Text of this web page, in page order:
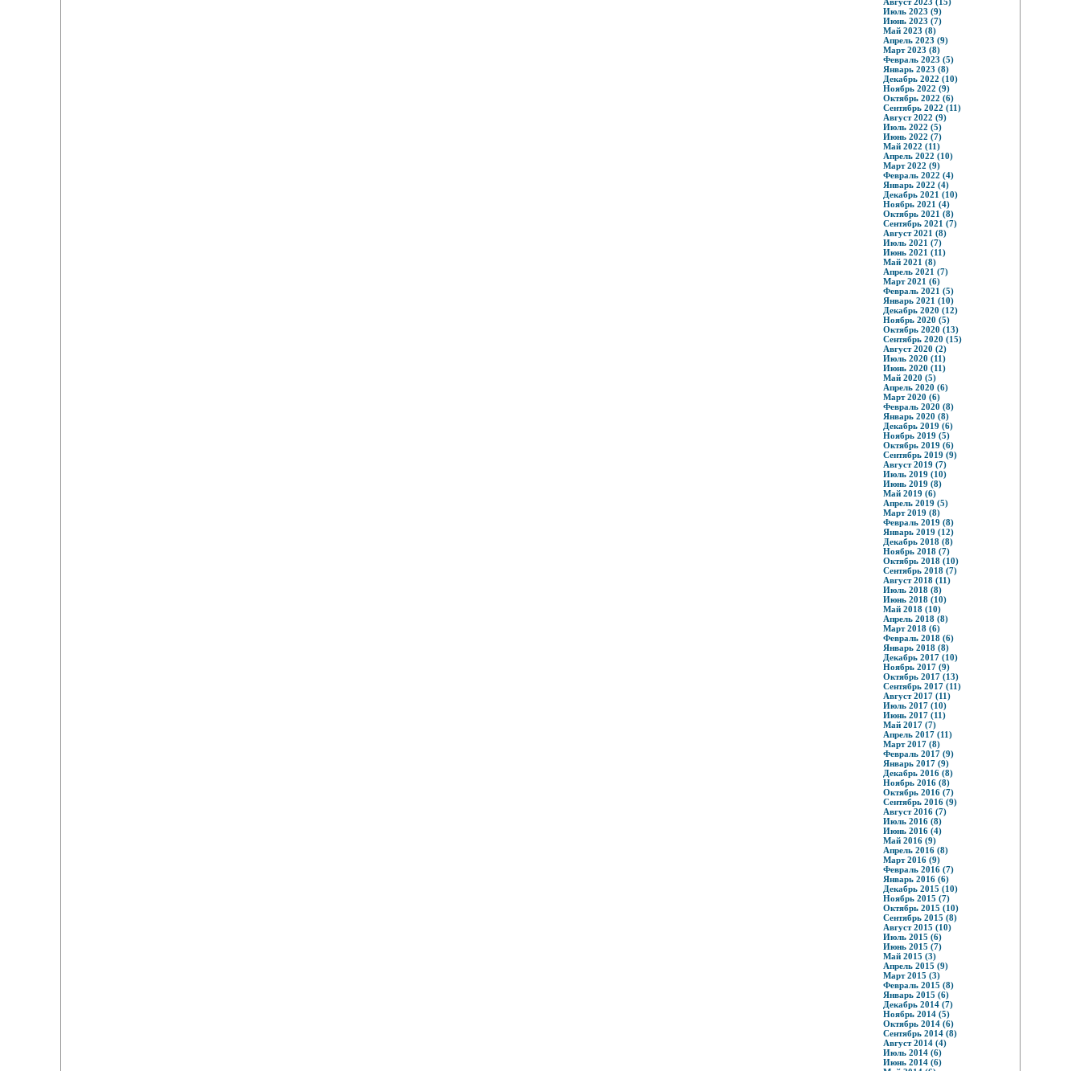
Июль 2023 (9)
Июнь 2023 (7)
Май 2023 (8)
Апрель 2023 (9)
Март 2023 (8)
Февраль 2023 (5)
Январь 2023 (8)
Декабрь 2022 (10)
Ноябрь 2022 (9)
Октябрь 2022 (6)
Сентябрь 2022 (11)
Август 2022 (9)
Июль 2022 (5)
Июнь 2022 (7)
Май 2022 (11)
Апрель 2022 (10)
Март 2022 (9)
Февраль 2022 (4)
Январь 2022 (4)
Декабрь 2021 (10)
Ноябрь 2021 (4)
Октябрь 2021 (8)
Сентябрь 2021 (7)
Август 2021 (8)
Июль 2021 (7)
Июнь 2021 (11)
Май 2021 (8)
Апрель 2021 (7)
Март 2021 (6)
Февраль 2021 (5)
Январь 2021 (10)
Декабрь 2020 (12)
Ноябрь 2020 (5)
Октябрь 2020 (13)
Сентябрь 2020 (15)
Август 2020 (2)
Июль 2020 (11)
Июнь 2020 (11)
Май 2020 (5)
Апрель 2020 (6)
Март 2020 (6)
Февраль 2020 (8)
Январь 2020 (8)
Декабрь 2019 (6)
Ноябрь 2019 (5)
Октябрь 2019 (6)
Сентябрь 2019 (9)
Август 2019 (7)
Июль 2019 (10)
Июнь 2019 (8)
Май 2019 (6)
Апрель 2019 (5)
Март 2019 (8)
Февраль 2019 (8)
Январь 2019 (12)
Декабрь 2018 (8)
Ноябрь 2018 (7)
Октябрь 2018 (10)
Сентябрь 2018 (7)
Август 2018 (11)
Июль 2018 (8)
Июнь 2018 (10)
Май 2018 (10)
Апрель 2018 (8)
Март 2018 (6)
Февраль 2018 (6)
Январь 2018 (8)
Декабрь 2017 (10)
Ноябрь 2017 (9)
Октябрь 2017 (13)
Сентябрь 2017 (11)
Август 2017 (11)
Июль 2017 (10)
Июнь 2017 (11)
Май 2017 (7)
Апрель 2017 (11)
Март 2017 (8)
Февраль 2017 (9)
Январь 2017 (9)
Декабрь 2016 (8)
Ноябрь 2016 (8)
Октябрь 2016 (7)
Сентябрь 2016 (9)
Август 2016 (7)
Июль 2016 (8)
Июнь 2016 (4)
Май 2016 (9)
Апрель 2016 (8)
Март 2016 (9)
Февраль 2016 (7)
Январь 2016 (6)
Декабрь 2015 (10)
Ноябрь 2015 (7)
Октябрь 2015 (10)
Сентябрь 2015 (8)
Август 2015 (10)
Июль 2015 (6)
Июнь 2015 (7)
Май 2015 (3)
Апрель 2015 (9)
Март 2015 (3)
Февраль 2015 (8)
Январь 2015 (6)
Декабрь 2014 (7)
Ноябрь 2014 (5)
Октябрь 2014 (6)
Сентябрь 2014 (8)
Август 2014 (4)
Июль 2014 (6)
Июнь 2014 (6)